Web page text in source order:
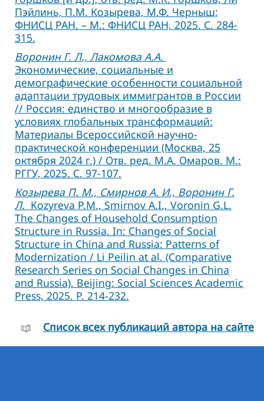
Пэйлинь, П.М. Козырева, М.Ф. Черныш;
ФНИСЦ РАН. – М.: ФНИСЦ РАН, 2025. С. 284-
315.
Воронин Г. Л., Лакомова А.А.
Экономические, социальные и
демографические особенности социальной
адаптации трудовых иммигрантов в России
// Россия: единство и многообразие в
условиях глобальных трансформаций:
Материалы Всероссийской научно-
практической конференции (Москва, 25
октября 2024 г.) / Отв. ред. М.А. Омаров. М.:
РГГУ, 2025. С. 97-107.
Козырева П. М., Смирнов А. И., Воронин Г.
Л. Kozyreva P.M., Smirnov A.I., Voronin G.L.
The Changes of Household Consumption
Structure in Russia. In: Changes of Social
Structure in China and Russia: Patterns of
Modernization / Li Peilin at al. (Comparative
Research Series on Social Changes in China
and Russia). Beijing: Social Sciences Academic
Press, 2025. P. 214-232.
Cписок всех публикаций автора на сайте